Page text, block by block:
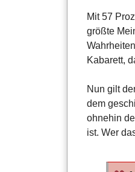
Mit 57
größte
Kabarett,
Nun gilt
dem
ohnehin
ist. Wer